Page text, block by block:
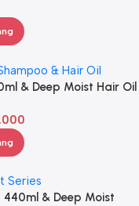
& Deep Moist Hair Oil
440ml & Deep Moist